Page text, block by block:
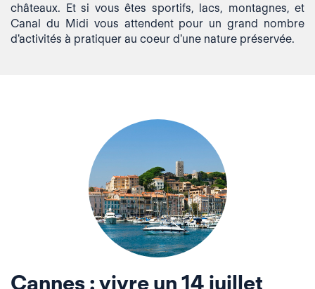
châteaux. Et si vous êtes sportifs, lacs, montagnes, et
Canal du Midi vous attendent pour un grand nombre
d'activités à pratiquer au coeur d'une nature préservée.
Cannes : vivre un 14 juillet